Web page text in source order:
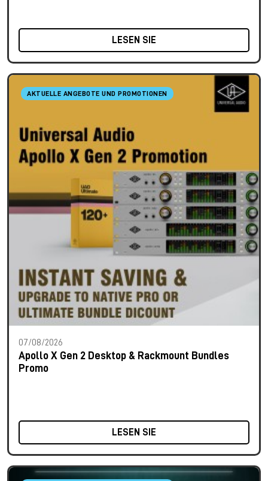
LESEN SIE
AKTUELLE ANGEBOTE UND PROMOTIONEN
07/08/2026
Apollo X Gen 2 Desktop & Rackmount Bundles
Promo
LESEN SIE